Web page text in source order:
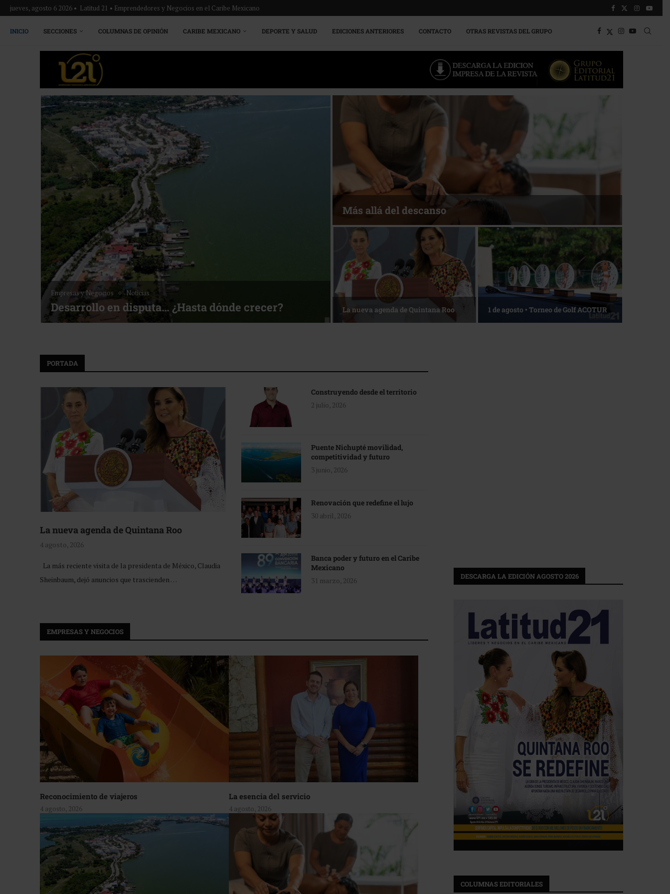
jueves, agosto 6 2026 • Latitud 21 • Emprendedores y Negocios en el Caribe Mexicano
INICIO SECCIONES COLUMNAS DE OPINIÓN CARIBE MEXICANO DEPORTE Y SALUD EDICIONES ANTERIORES CONTACTO OTRAS REVISTAS DEL GRUPO
Noticias
Bottega, un viaje servido a la mesa
Energía que Impulsa la competitividad
Reconocimiento de viajeros La esencia del servicio
PORTADA
La nueva agenda de Quintana Roo
4 agosto, 2026
La más reciente visita de la presidenta de México, Claudia
Sheinbaum, dejó anuncios que trascienden …
Construyendo desde el territorio
2 julio, 2026
Puente Nichupté movilidad,
competitividad y futuro
3 junio, 2026
Renovación que redefine el lujo
30 abril, 2026
Banca poder y futuro en el Caribe
Mexicano
31 marzo, 2026
EMPRESAS Y NEGOCIOS
Reconocimiento de viajeros
4 agosto, 2026
La esencia del servicio
4 agosto, 2026
DESCARGA LA EDICIÓN AGOSTO 2026
COLUMNAS EDITORIALES